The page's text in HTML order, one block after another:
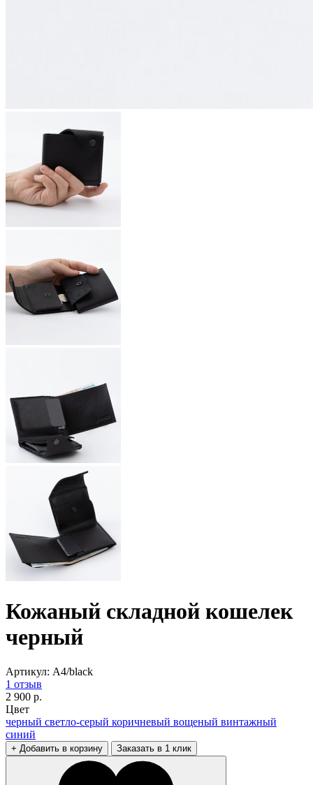
Кожаный складной кошелек
черный
Артикул: A4/black
1 отзыв
2 900 р.
Цвет
черный светло-серый коричневый вощеный винтажный
синий
+ Добавить в корзину Заказать в 1 клик